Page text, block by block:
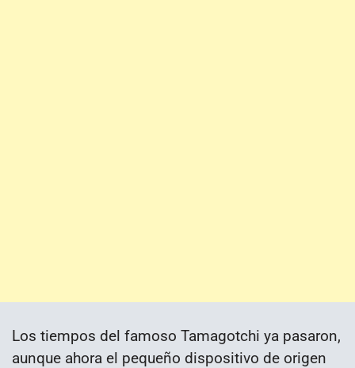
Los tiempos del famoso Tamagotchi ya pasaron,
aunque ahora el pequeño dispositivo de origen